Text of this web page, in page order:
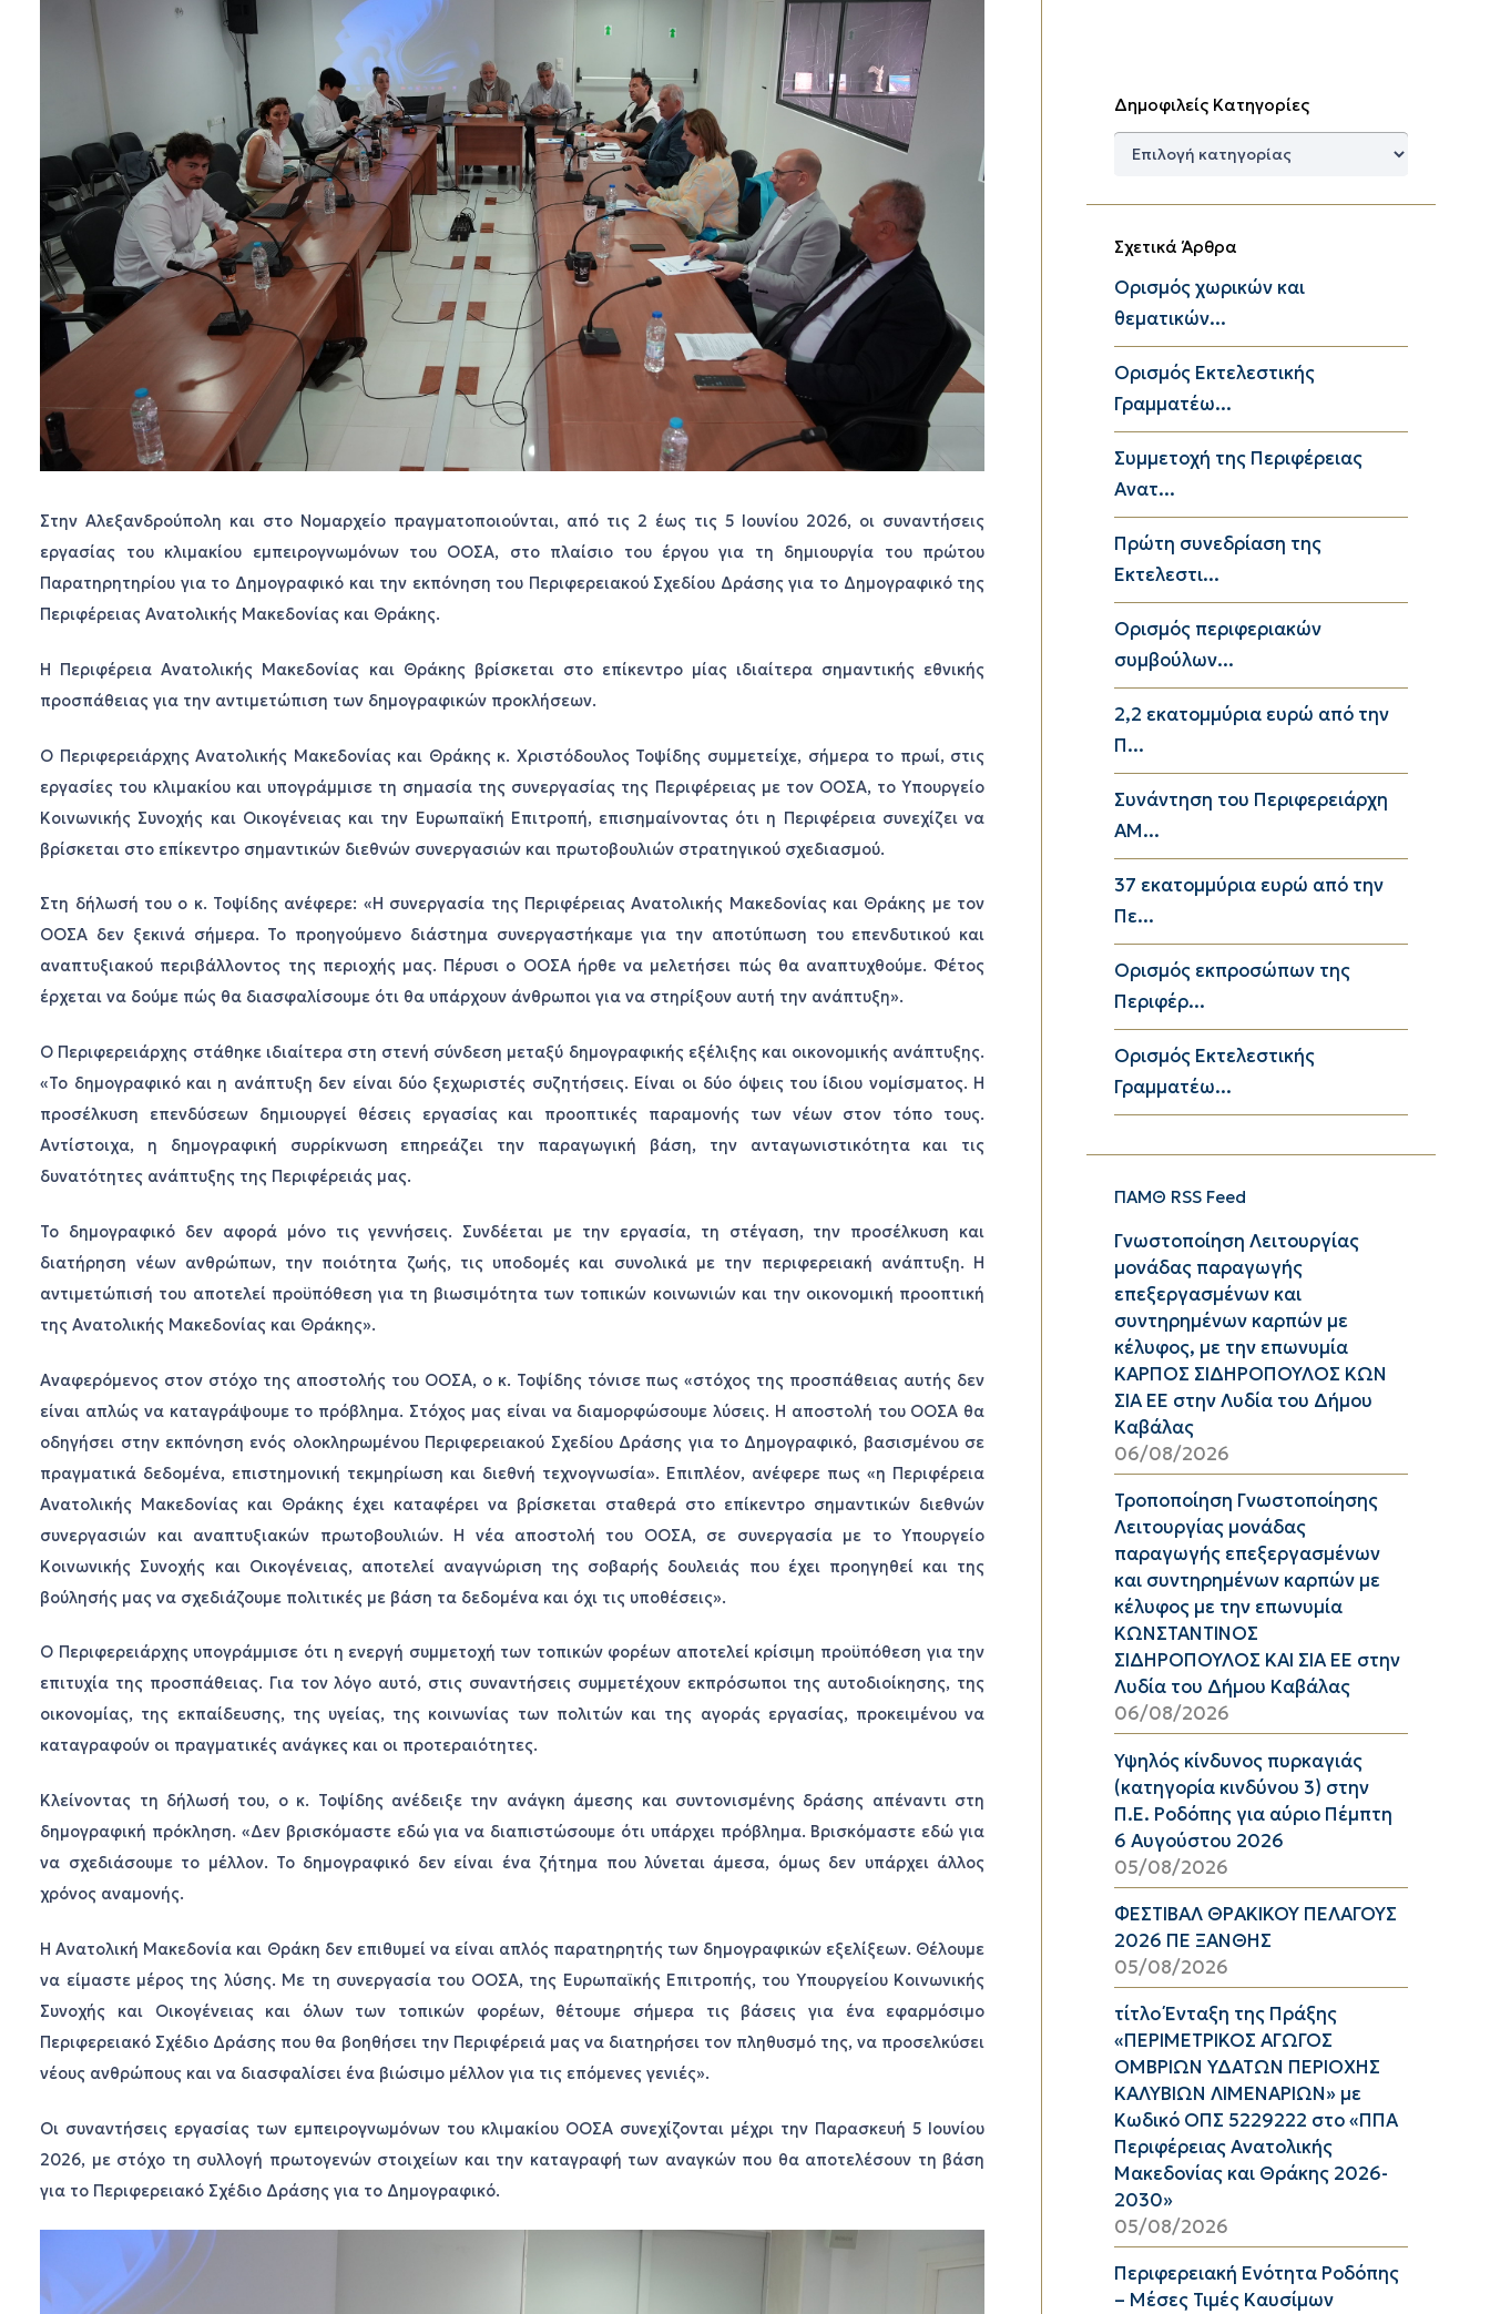
Στην Αλεξανδρούπολη και στο Νομαρχείο πραγματοποιούνται, από τις 2 έως τις 5 Ιουνίου 2026, οι συναντήσεις
εργασίας του κλιμακίου εμπειρογνωμόνων του ΟΟΣΑ, στο πλαίσιο του έργου για τη δημιουργία του πρώτου
Παρατηρητηρίου για το Δημογραφικό και την εκπόνηση του Περιφερειακού Σχεδίου Δράσης για το Δημογραφικό της
Περιφέρειας Ανατολικής Μακεδονίας και Θράκης.
Η Περιφέρεια Ανατολικής Μακεδονίας και Θράκης βρίσκεται στο επίκεντρο μίας ιδιαίτερα σημαντικής εθνικής
προσπάθειας για την αντιμετώπιση των δημογραφικών προκλήσεων.
Ο Περιφερειάρχης Ανατολικής Μακεδονίας και Θράκης κ. Χριστόδουλος Τοψίδης συμμετείχε, σήμερα το πρωί, στις
εργασίες του κλιμακίου και υπογράμμισε τη σημασία της συνεργασίας της Περιφέρειας με τον ΟΟΣΑ, το Υπουργείο
Κοινωνικής Συνοχής και Οικογένειας και την Ευρωπαϊκή Επιτροπή, επισημαίνοντας ότι η Περιφέρεια συνεχίζει να
βρίσκεται στο επίκεντρο σημαντικών διεθνών συνεργασιών και πρωτοβουλιών στρατηγικού σχεδιασμού.
Στη δήλωσή του ο κ. Τοψίδης ανέφερε: «Η συνεργασία της Περιφέρειας Ανατολικής Μακεδονίας και Θράκης με τον
ΟΟΣΑ δεν ξεκινά σήμερα. Το προηγούμενο διάστημα συνεργαστήκαμε για την αποτύπωση του επενδυτικού και
αναπτυξιακού περιβάλλοντος της περιοχής μας. Πέρυσι ο ΟΟΣΑ ήρθε να μελετήσει πώς θα αναπτυχθούμε. Φέτος
έρχεται να δούμε πώς θα διασφαλίσουμε ότι θα υπάρχουν άνθρωποι για να στηρίξουν αυτή την ανάπτυξη».
Ο Περιφερειάρχης στάθηκε ιδιαίτερα στη στενή σύνδεση μεταξύ δημογραφικής εξέλιξης και οικονομικής ανάπτυξης.
«Το δημογραφικό και η ανάπτυξη δεν είναι δύο ξεχωριστές συζητήσεις. Είναι οι δύο όψεις του ίδιου νομίσματος. Η
προσέλκυση επενδύσεων δημιουργεί θέσεις εργασίας και προοπτικές παραμονής των νέων στον τόπο τους.
Αντίστοιχα, η δημογραφική συρρίκνωση επηρεάζει την παραγωγική βάση, την ανταγωνιστικότητα και τις
δυνατότητες ανάπτυξης της Περιφέρειάς μας.
Το δημογραφικό δεν αφορά μόνο τις γεννήσεις. Συνδέεται με την εργασία, τη στέγαση, την προσέλκυση και
διατήρηση νέων ανθρώπων, την ποιότητα ζωής, τις υποδομές και συνολικά με την περιφερειακή ανάπτυξη. Η
αντιμετώπισή του αποτελεί προϋπόθεση για τη βιωσιμότητα των τοπικών κοινωνιών και την οικονομική προοπτική
της Ανατολικής Μακεδονίας και Θράκης».
Αναφερόμενος στον στόχο της αποστολής του ΟΟΣΑ, ο κ. Τοψίδης τόνισε πως «στόχος της προσπάθειας αυτής δεν
είναι απλώς να καταγράψουμε το πρόβλημα. Στόχος μας είναι να διαμορφώσουμε λύσεις. Η αποστολή του ΟΟΣΑ θα
οδηγήσει στην εκπόνηση ενός ολοκληρωμένου Περιφερειακού Σχεδίου Δράσης για το Δημογραφικό, βασισμένου σε
πραγματικά δεδομένα, επιστημονική τεκμηρίωση και διεθνή τεχνογνωσία». Επιπλέον, ανέφερε πως «η Περιφέρεια
Ανατολικής Μακεδονίας και Θράκης έχει καταφέρει να βρίσκεται σταθερά στο επίκεντρο σημαντικών διεθνών
συνεργασιών και αναπτυξιακών πρωτοβουλιών. Η νέα αποστολή του ΟΟΣΑ, σε συνεργασία με το Υπουργείο
Κοινωνικής Συνοχής και Οικογένειας, αποτελεί αναγνώριση της σοβαρής δουλειάς που έχει προηγηθεί και της
βούλησής μας να σχεδιάζουμε πολιτικές με βάση τα δεδομένα και όχι τις υποθέσεις».
Ο Περιφερειάρχης υπογράμμισε ότι η ενεργή συμμετοχή των τοπικών φορέων αποτελεί κρίσιμη προϋπόθεση για την
επιτυχία της προσπάθειας. Για τον λόγο αυτό, στις συναντήσεις συμμετέχουν εκπρόσωποι της αυτοδιοίκησης, της
οικονομίας, της εκπαίδευσης, της υγείας, της κοινωνίας των πολιτών και της αγοράς εργασίας, προκειμένου να
καταγραφούν οι πραγματικές ανάγκες και οι προτεραιότητες.
Κλείνοντας τη δήλωσή του, ο κ. Τοψίδης ανέδειξε την ανάγκη άμεσης και συντονισμένης δράσης απέναντι στη
δημογραφική πρόκληση. «Δεν βρισκόμαστε εδώ για να διαπιστώσουμε ότι υπάρχει πρόβλημα. Βρισκόμαστε εδώ για
να σχεδιάσουμε το μέλλον. Το δημογραφικό δεν είναι ένα ζήτημα που λύνεται άμεσα, όμως δεν υπάρχει άλλος
χρόνος αναμονής.
Η Ανατολική Μακεδονία και Θράκη δεν επιθυμεί να είναι απλός παρατηρητής των δημογραφικών εξελίξεων. Θέλουμε
να είμαστε μέρος της λύσης. Με τη συνεργασία του ΟΟΣΑ, της Ευρωπαϊκής Επιτροπής, του Υπουργείου Κοινωνικής
Συνοχής και Οικογένειας και όλων των τοπικών φορέων, θέτουμε σήμερα τις βάσεις για ένα εφαρμόσιμο
Περιφερειακό Σχέδιο Δράσης που θα βοηθήσει την Περιφέρειά μας να διατηρήσει τον πληθυσμό της, να προσελκύσει
νέους ανθρώπους και να διασφαλίσει ένα βιώσιμο μέλλον για τις επόμενες γενιές».
Οι συναντήσεις εργασίας των εμπειρογνωμόνων του κλιμακίου ΟΟΣΑ συνεχίζονται μέχρι την Παρασκευή 5 Ιουνίου
2026, με στόχο τη συλλογή πρωτογενών στοιχείων και την καταγραφή των αναγκών που θα αποτελέσουν τη βάση
για το Περιφερειακό Σχέδιο Δράσης για το Δημογραφικό.
Δημοφιλείς Κατηγορίες
Δημοφιλείς
Σχετικά Άρθρα
Ορισμός χωρικών και
θεματικών...
Ορισμός Εκτελεστικής
Γραμματέω...
Συμμετοχή της Περιφέρειας
Ανατ...
Πρώτη συνεδρίαση της
Εκτελεστι...
Ορισμός περιφεριακών
συμβούλων...
2,2 εκατομμύρια ευρώ από την
Π...
Συνάντηση του Περιφερειάρχη
ΑΜ...
37 εκατομμύρια ευρώ από την
Πε...
Ορισμός εκπροσώπων της
Περιφέρ...
Ορισμός Εκτελεστικής
Γραμματέω...
ΠΑΜΘ RSS Feed
Γνωστοποίηση Λειτουργίας
μονάδας παραγωγής
επεξεργασμένων και
συντηρημένων καρπών με
κέλυφος, με την επωνυμία
ΚΑΡΠΟΣ ΣΙΔΗΡΟΠΟΥΛΟΣ ΚΩΝ
ΣΙΑ ΕΕ στην Λυδία του Δήμου
Καβάλας
06/08/2026
Τροποποίηση Γνωστοποίησης
Λειτουργίας μονάδας
παραγωγής επεξεργασμένων
και συντηρημένων καρπών με
κέλυφος με την επωνυμία
ΚΩΝΣΤΑΝΤΙΝΟΣ
ΣΙΔΗΡΟΠΟΥΛΟΣ ΚΑΙ ΣΙΑ ΕΕ στην
Λυδία του Δήμου Καβάλας
06/08/2026
Υψηλός κίνδυνος πυρκαγιάς
(κατηγορία κινδύνου 3) στην
Π.Ε. Ροδόπης για αύριο Πέμπτη
6 Αυγούστου 2026
05/08/2026
ΦΕΣΤΙΒΑΛ ΘΡΑΚΙΚΟΥ ΠΕΛΑΓΟΥΣ
2026 ΠΕ ΞΑΝΘΗΣ
05/08/2026
τίτλο Ένταξη της Πράξης
«ΠΕΡΙΜΕΤΡΙΚΟΣ ΑΓΩΓΟΣ
ΟΜΒΡΙΩΝ ΥΔΑΤΩΝ ΠΕΡΙΟΧΗΣ
ΚΑΛΥΒΙΩΝ ΛΙΜΕΝΑΡΙΩΝ» με
Κωδικό ΟΠΣ 5229222 στο «ΠΠΑ
Περιφέρειας Ανατολικής
Μακεδονίας και Θράκης 2026-
2030»
05/08/2026
Περιφερειακή Ενότητα Ροδόπης
– Μέσες Τιμές Καυσίμων